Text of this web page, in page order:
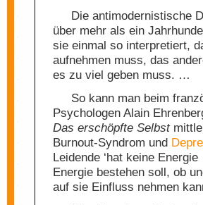
Die antimodernistische
über mehr als ein
sie einmal so interpretiert,
aufnehmen muss, das
es zu viel geben muss. …
So kann man beim
Psychologen Alain
Das erschöpfte Selbst
Burnout-Syndrom und
Leidende ‘hat keine
Energie bestehen soll, ob
auf sie Einfluss nehmen